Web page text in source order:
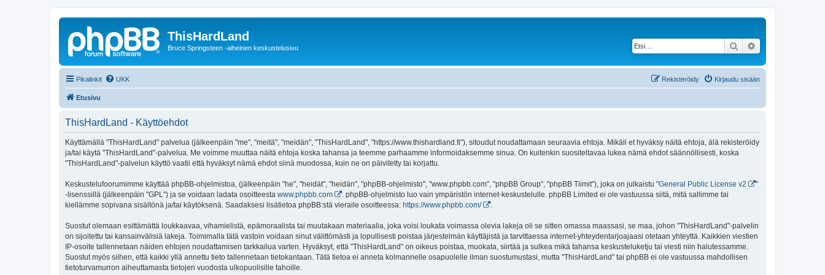
ThisHardLand
Bruce Springsteen -aiheinen keskustelusivu Etsi
Pikalinkit UKK Kirjaudu sisään
Rekisteröidy
Etusivu
ThisHardLand - Käyttöehdot
Käyttämällä "ThisHardLand" palvelua (jälkeenpäin "me", "meitä", "meidän", "ThisHardLand", "https://www.thishardland.fi"), sitoudut noudattamaan seuraavia ehtoja. Mikäli et hyväksy näitä ehtoja, älä rekisteröidy
ja/tai käytä "ThisHardLand"-palvelua. Me voimme muuttaa näitä ehtoja koska tahansa ja teemme parhaamme informoidaksemme sinua. On kuitenkin suositeltavaa lukea nämä ehdot säännöllisesti, koska
"ThisHardLand"-palvelun käyttö vaatii että hyväksyt nämä ehdot siinä muodossa, kuin ne on päivitetty tai korjattu.
Keskustelufoorumimme käyttää phpBB-ohjelmistoa, (jälkeenpäin "he", "heidät", "heidän", "phpBB-ohjelmisto", "www.phpbb.com", "phpBB Group", "phpBB Tiimit"), joka on julkaistu "General Public License v2
"
-lisenssillä (jälkeenpäin "GPL") ja se voidaan ladata osoitteesta www.phpbb.com
. phpBB-ohjelmisto luo vain ympäristön internet-keskustelulle. phpBB Limited ei ole vastuussa siitä, mitä sallimme tai
kiellämme sopivana sisältönä ja/tai käytöksenä. Saadaksesi lisätietoa phpBB:stä vieraile osoitteessa: https://www.phpbb.com/ .
Suostut olemaan esittämättä loukkaavaa, vihamielistä, epämoraalista tai muutakaan materiaalia, joka voisi loukata voimassa olevia lakeja oli se sitten omassa maassasi, se maa, johon "ThisHardLand"-palvelin
on sijoitettu tai kansainvälisiä lakeja. Toimimalla tätä vastoin voidaan sinut välittömästi ja lopullisesti poistaa järjestelmän käyttäjistä ja tarvittaessa internet-yhteydentarjoajaasi otetaan yhteyttä. Kaikkien viestien
IP-osoite tallennetaan näiden ehtojen noudattamisen tarkkailua varten. Hyväksyt, että "ThisHardLand" on oikeus poistaa, muokata, siirtää ja sulkea mikä tahansa keskusteluketju tai viesti niin halutessamme.
Suostut myös siihen, että kaikki yllä annettu tieto tallennetaan tietokantaan. Tätä tietoa ei anneta kolmannelle osapuolelle ilman suostumustasi, mutta "ThisHardLand" tai phpBB ei ole vastuussa mahdollisen
tietoturvamurron aiheuttamasta tietojen vuodosta ulkopuolisille tahoille.